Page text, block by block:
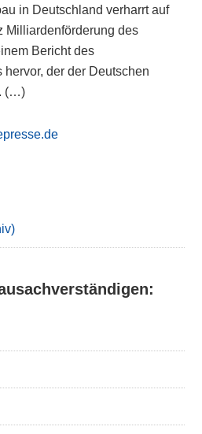
in Deutschland verharrt auf
Milliardenförderung des
Bericht des
der der Deutschen
(…)